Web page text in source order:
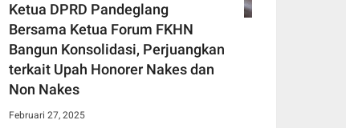
Ketua DPRD Pandeglang
Bersama Ketua Forum FKHN
Bangun Konsolidasi, Perjuangkan
terkait Upah Honorer Nakes dan
Non Nakes
Februari 27, 2025